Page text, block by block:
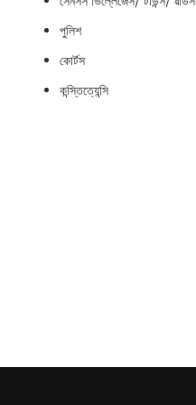
পুলিশ
কোর্টস
কন্স্তিত্যেন্সি